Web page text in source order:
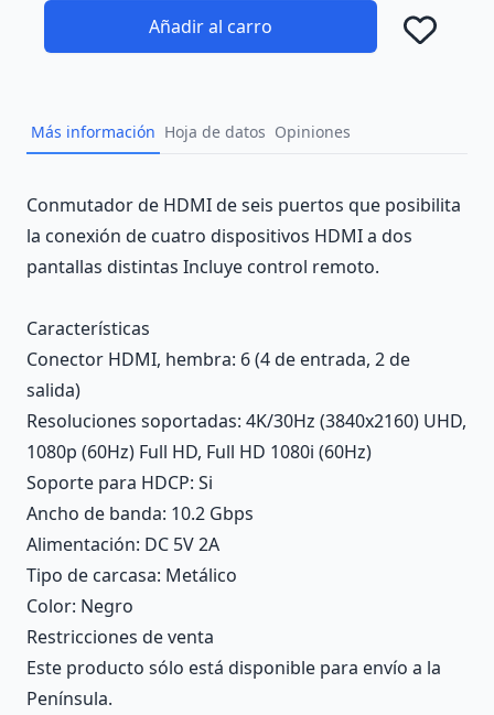
Añadir al carro
Más información Hoja de datos Opiniones
Description
Conmutador de HDMI de seis puertos que posibilita
la conexión de cuatro dispositivos HDMI a dos
pantallas distintas Incluye control remoto.
Características
Conector HDMI, hembra: 6 (4 de entrada, 2 de
salida)
Resoluciones soportadas: 4K/30Hz (3840x2160) UHD,
1080p (60Hz) Full HD, Full HD 1080i (60Hz)
Soporte para HDCP: Si
Ancho de banda: 10.2 Gbps
Alimentación: DC 5V 2A
Tipo de carcasa: Metálico
Color: Negro
Restricciones de venta
Este producto sólo está disponible para envío a la
Península.